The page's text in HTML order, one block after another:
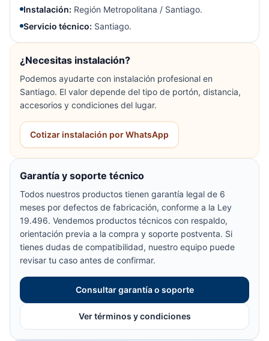
Instalación: Región Metropolitana / Santiago.
Servicio técnico: Santiago.
¿Necesitas instalación?
Podemos ayudarte con instalación profesional en
Santiago. El valor depende del tipo de portón, distancia,
accesorios y condiciones del lugar.
Cotizar instalación por WhatsApp
Garantía y soporte técnico
Todos nuestros productos tienen garantía legal de 6
meses por defectos de fabricación, conforme a la Ley
19.496. Vendemos productos técnicos con respaldo,
orientación previa a la compra y soporte postventa. Si
tienes dudas de compatibilidad, nuestro equipo puede
revisar tu caso antes de confirmar.
Consultar garantía o soporte
Ver términos y condiciones